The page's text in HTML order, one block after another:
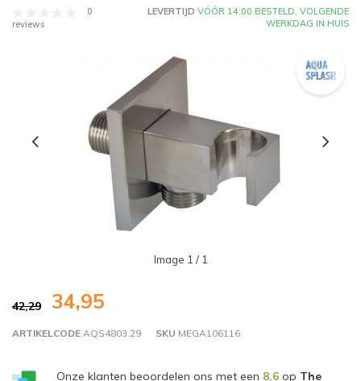
0
reviews
LEVERTIJD VÓÓR 14:00 BESTELD, VOLGENDE
WERKDAG IN HUIS
Image 1 / 1
42,29 34,95
ARTIKELCODE AQS4803.29 SKU MEGA106116
Onze klanten beoordelen ons met een 8,6op The